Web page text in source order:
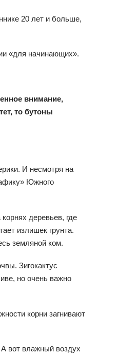
20 лет и больше,
«для начинающих».
внимание,
то бутоны
И несмотря на
Южного
деревьев, где
излишек грунта.
земляной ком.
Зигокактус
но очень важно
корни загнивают
вот влажный воздух